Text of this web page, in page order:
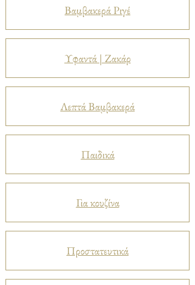
Βαμβακερά Ριγέ
Υφαντά | Ζακάρ
Λεπτά Βαμβακερά
Παιδικά
Για κουζίνα
Προστατευτικά